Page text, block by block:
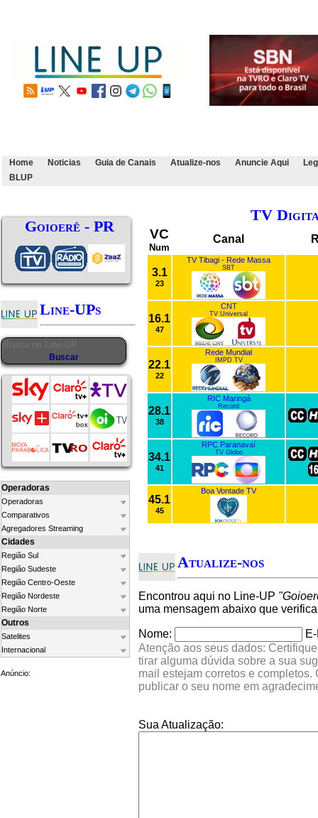
Home Noticias Guia de Canais Atualize-nos Anuncie Aqui
BLUP
Goioerê - PR
Line-UPs
Operadoras
Operadoras
Comparativos
Agregadores Streaming
Cidades
Região Sul
Região Sudeste
Região Centro-Oeste
Região Nordeste
Região Norte
Outros
Satelites
Internacional
Anúncio:
TV
VC
Num
Canal
3.1
23
TV Tibagi - Rede Massa
SBT
16.1
47
CNT
TV Universal
22.1
22
Rede Mundial
IMPD TV
28.1
38
RIC Maringá
Record
34.1
41
RPC Paranavaí
TV Globo
45.1
45
Boa Vontade TV
Atualize-nos
Encontrou aqui no Line-UP
uma mensagem abaixo que
Nome:
Atenção aos seus dados:
tirar alguma dúvida sobre a sua
mail estejam corretos e
publicar o seu nome em
Sua Atualização: